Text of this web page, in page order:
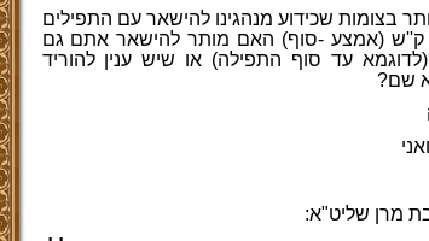
בצומות שכידוע מנהגינו להישאר עם התפילים
(אמצע -סוף) האם מותר להישאר אתם גם
עד סוף התפילה) או שיש ענין להוריד
שם?
מרן שליט"א: